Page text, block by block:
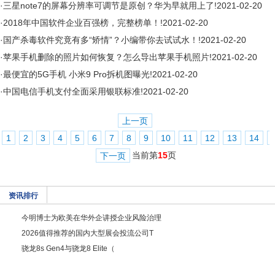
·三星note7的屏幕分辨率可调节是原创？华为早就用上了!2021-02-20
·2018年中国软件企业百强榜，完整榜单！!2021-02-20
· 国产杀毒软件究竟有多“矫情”？小编带你去试试水！!2021-02-20
·苹果手机删除的照片如何恢复？怎么导出苹果手机照片!2021-02-20
·最便宜的5G手机 小米9 Pro拆机图曝光!2021-02-20
·中国电信手机支付全面采用银联标准!2021-02-20
上一页
1
2 3 4 5 6 7 8 9 10 11 12 13 14
下一页
当前第15页
资讯排行
今明博士为欧美在华外企讲授企业风险治理
2026值得推荐的国内大型展会投流公司T
骁龙8s Gen4与骁龙8 Elite（